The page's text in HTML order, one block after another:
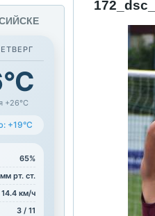
+26°C
+19°C
65%
рт. ст.
14.4 км/ч
3 / 11